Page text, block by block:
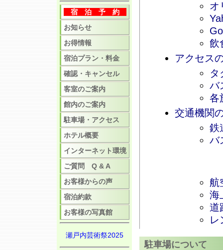
オ
飲
アクセス
タ
バ
各
交通機関
鉄
バ
航
海
道
レ
駐車場について
宿 泊 予 約
お知らせ
お得情報
宿泊プラン・料金
確認・キャンセル
客室のご案内
館内のご案内
駐車場・アクセス
ホテル概要
インターネット環境
ご質問 Q & A
お客様からの声
宿泊約款
お客様の写真館
瀬戸内芸術祭2025